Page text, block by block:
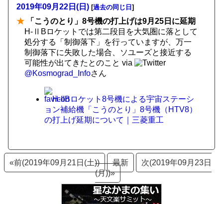
2019年09月22日(日) [過去の同じ日 ]
★ 「こうのとり」8号機の打上げは9月25日に延期
H-ⅡBロケットでは第二段目を大気圏に落として
処分する「制御落下」を行っていますが、万一
制御落下に失敗した場合、ソユーズと接近する
可能性が出てきたとのこと via
@Kosmograd_Infoさん
H-IIBロケット8号機による宇宙ステーシ
ョン補給機「こうのとり」8号機（HTV8）
の打上げ延期について｜三菱重工
«前(2019年09月21日(土)) 最新
次(2019年09月23日
(月))»